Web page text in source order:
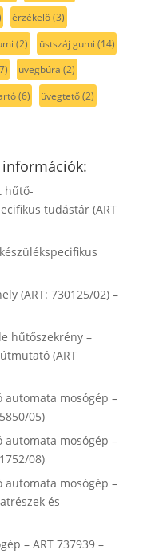
érzékelő(3)
(2) üstszáj gumi (14)
üvegbúra (2)
(6) üvegtető(2)
hűtő-
tudástár (ART
(ART: 730125/02) –
hűtőszekrény –
(ART
automata mosógép –
05)
automata mosógép –
08)
automata mosógép –
és
– ART 737939 –